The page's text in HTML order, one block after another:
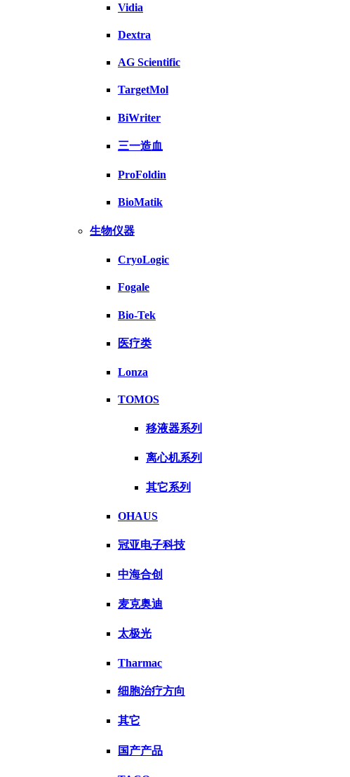
Vidia
Dextra
AG Scientific
TargetMol
BiWriter
三一造血
ProFoldin
BioMatik
生物仪器
CryoLogic
Fogale
Bio-Tek
医疗类
Lonza
TOMOS
移液器系列
离心机系列
其它系列
OHAUS
冠亚电子科技
中海合创
麦克奥迪
太极光
Tharmac
细胞治疗方向
其它
国产产品